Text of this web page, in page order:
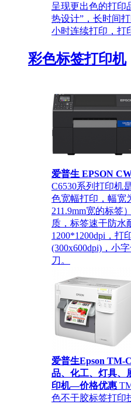
呈现更出色的打印
热设计”，长时间
小时连续打印，打
彩色标签打印机
爱普生 EPSON
C6530系列打印机
色宽幅打印，幅宽
211.9mm宽的标签
质，标签速干防水
1200*1200dpi，打
(300x600dpi)，小
刀。
爱普生Epson TM-
品、化工、灯具、
印机—价格优惠
色不干胶标签打印